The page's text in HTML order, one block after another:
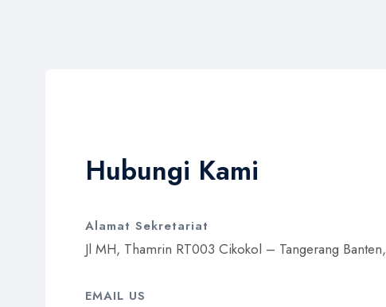
Hubungi Kami
Alamat Sekretariat​
Jl MH, Thamrin RT003 Cikokol – Tangerang Banten,
EMAIL US​